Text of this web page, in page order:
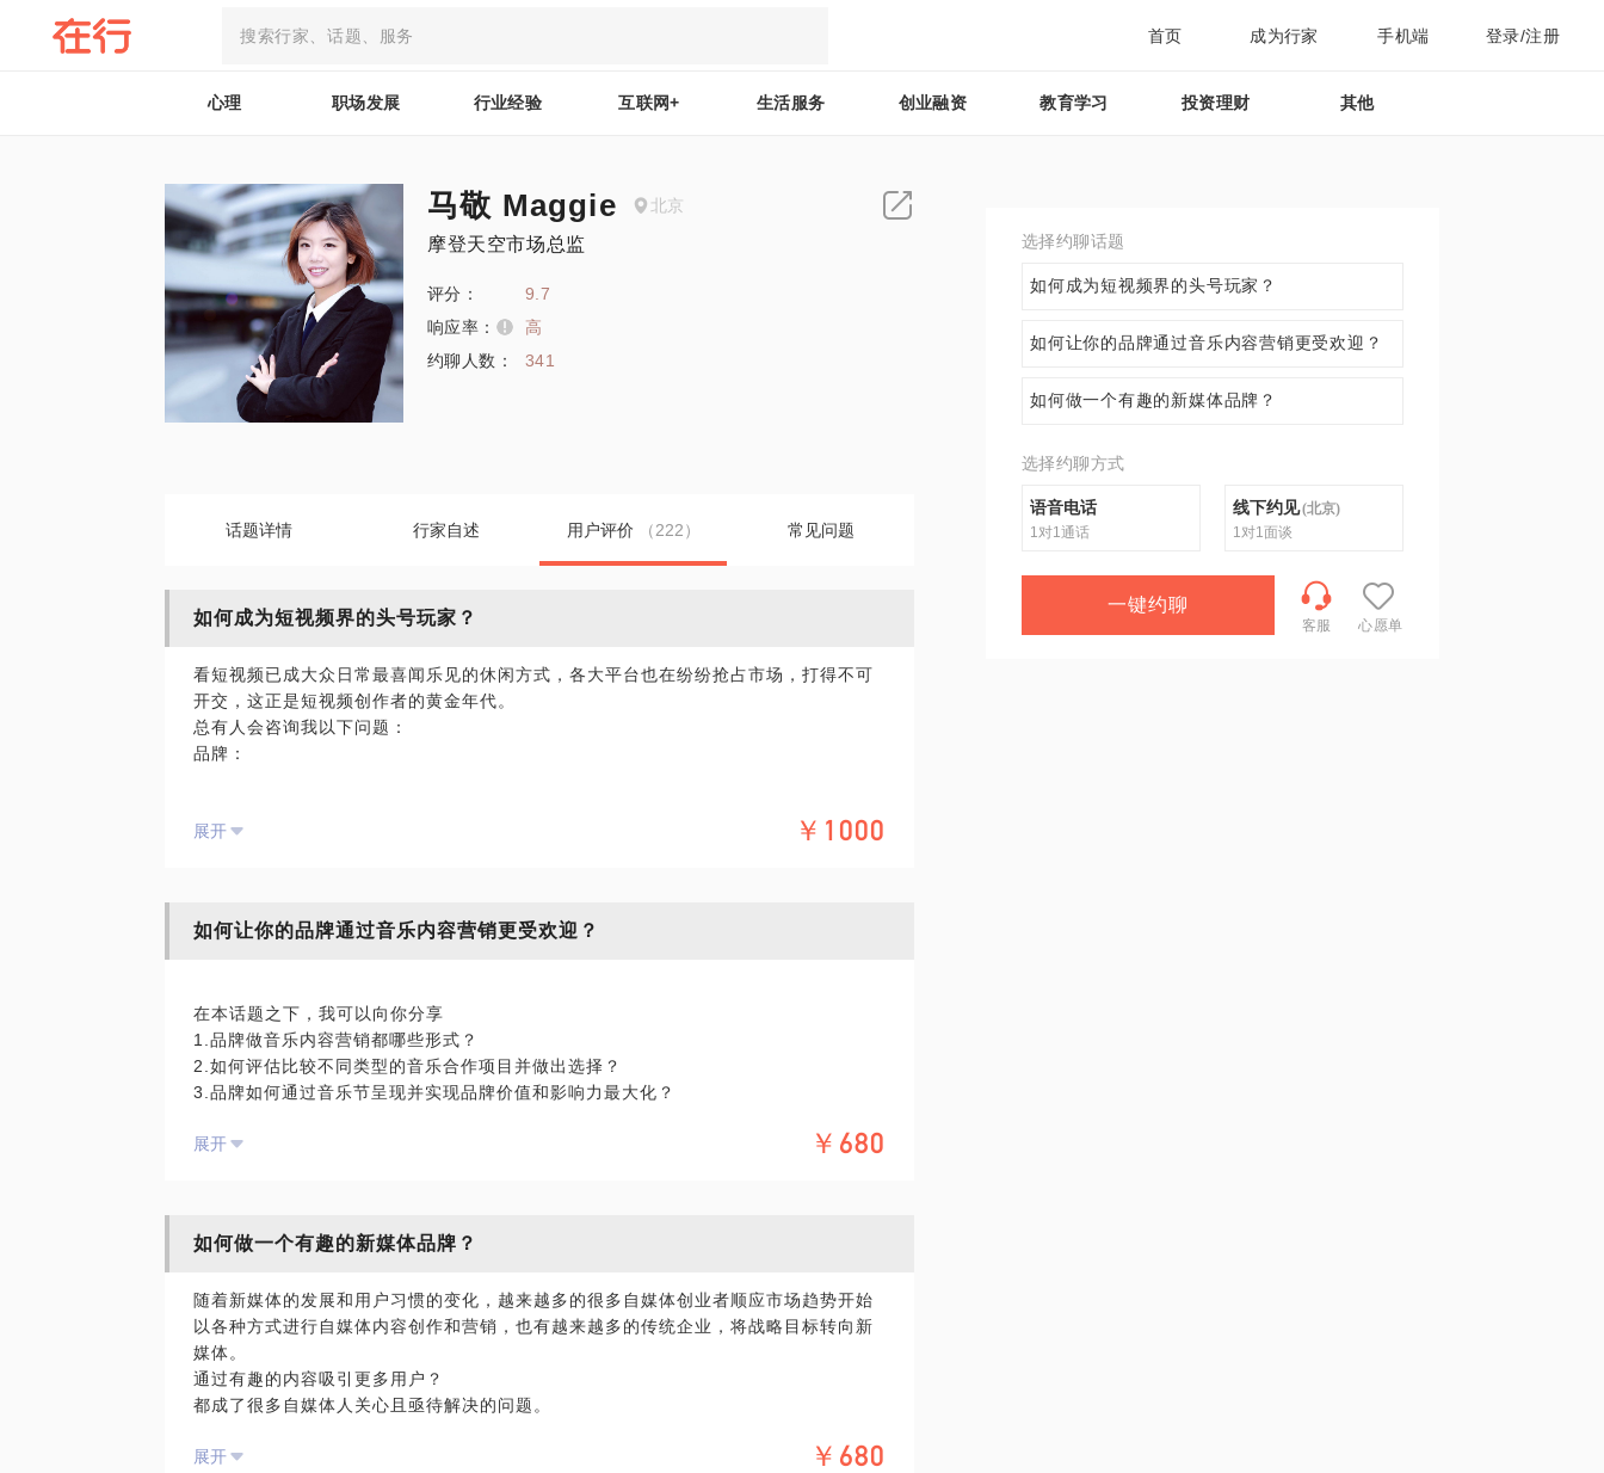
首页 成为行家 手机端 登录/注册
心理 职场发展 行业经验 互联网+ 生活服务 创业融资 教育学习 投资理财 其他
马敬 Maggie 北京
摩登天空市场总监
评分：
9.7
响应率：
高
约聊人数：
341
话题详情 行家自述 用户评价 （222） 常见问题
如何成为短视频界的头号玩家？
看短视频已成大众日常最喜闻乐见的休闲方式，各大平台也在纷纷抢占市场，打得不可
开交，这正是短视频创作者的黄金年代。
总有人会咨询我以下问题：
品牌：
品牌如何通过短视频吸引目标受众，同时保持自己的调性？
如何从零做起，做一个有传播力的短视频账号？
我在短视频的人设改怎么设定？
创作：
短视频脚本怎么写？
运营：
视频平台运营机制是怎样的？
我的内容适合在什么平台发布？
怎么推广涨粉，更好地传播？
转化：
怎么转化短视频观众成为我的产品用户？
展开 ￥1000
如何让你的品牌通过音乐内容营销更受欢迎？
在本话题之下，我可以向你分享
1.品牌做音乐内容营销都哪些形式？
2.如何评估比较不同类型的音乐合作项目并做出选择？
3.品牌如何通过音乐节呈现并实现品牌价值和影响力最大化？
5.如何让音乐不止是音乐？
1.丰富知识：对品牌音乐内容营销方向感兴趣的朋友
2.寻求合作：对音乐节、巡演、音乐艺人等项目感兴趣，目标人群为年轻人的市场品
牌、公关广告、内容营销相关行业从业者、投资者。
3.交流学习：通过话题相互交流探讨，看看咱们是否能碰撞出新的火花
展开 ￥680
如何做一个有趣的新媒体品牌？
随着新媒体的发展和用户习惯的变化，越来越多的很多自媒体创业者顺应市场趋势开始
以各种方式进行自媒体内容创作和营销，也有越来越多的传统企业，将战略目标转向新
媒体。
通过有趣的内容吸引更多用户？
都成了很多自媒体人关心且亟待解决的问题。
我在品牌内容营销有8年以上的实战经验，曾就职于世界最大的传播集团旗下的4A广告
展开 ￥680
选择约聊话题
如何成为短视频界的头号玩家？
如何让你的品牌通过音乐内容营销更受欢迎？
如何做一个有趣的新媒体品牌？
选择约聊方式
语音电话
1对1通话
线下约见(北京)
1对1面谈
一键约聊
客服 心愿单